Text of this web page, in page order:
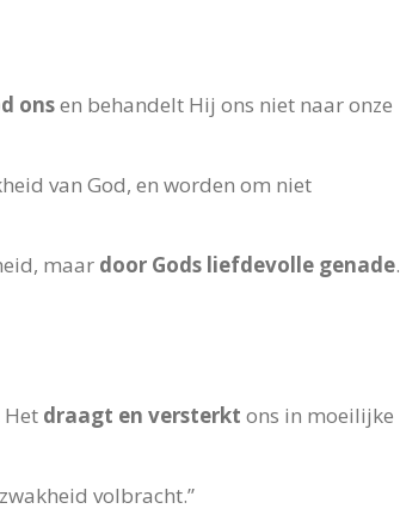
onsen behandelt Hij ons niet naar onze
van God, en worden om niet
maar door Gods liefdevolle genade.
Het draagt en versterkt ons in moeilijke
volbracht.”